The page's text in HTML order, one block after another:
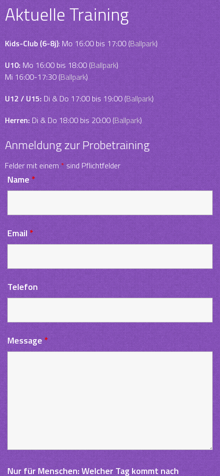
Aktuelle Training
Kids-Club (6-8j): Mo 16:00 bis 17:00 (Ballpark)
U10:Mo 16:00 bis 18:00 (Ballpark)
Mi 16:00-17:30 (Ballpark)
U12 / U15: Di & Do 17:00 bis 19:00 (Ballpark)
Herren: Di & Do 18:00 bis 20:00 (Ballpark)
Anmeldung zur Probetraining
Felder mit einem* sind Pflichtfelder
Name*
Email*
Telefon
Message *
Nur für Menschen: Welcher Tag kommt nach